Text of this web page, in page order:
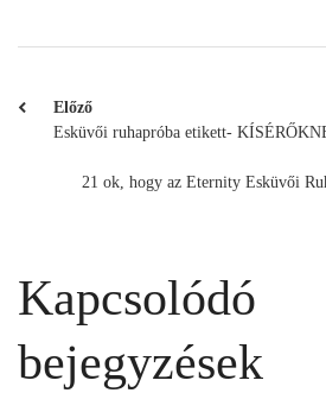
Előző
Esküvői ruhapróba etikett-
21 ok, hogy az Eternity Esküvői
Kapcsolódó
bejegyzések